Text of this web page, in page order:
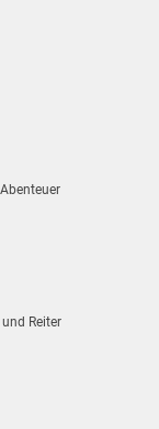
Reiter